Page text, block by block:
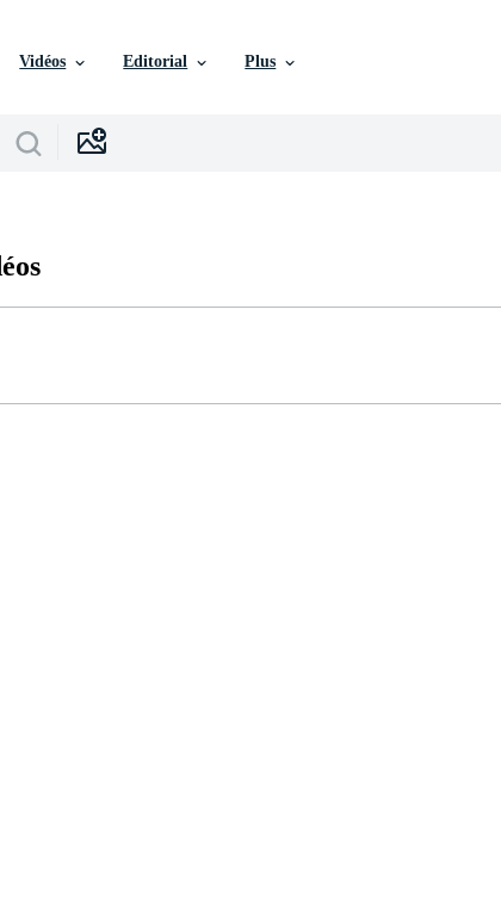
Vidéos Editorial Plus